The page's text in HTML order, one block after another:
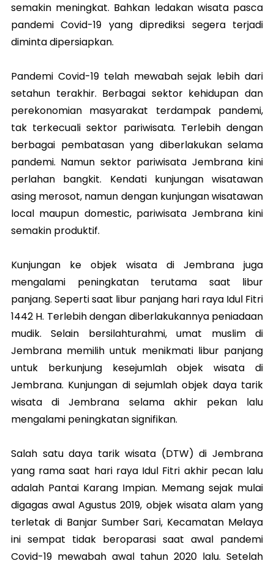
semakin meningkat. Bahkan ledakan wisata pasca
pandemi Covid-19 yang diprediksi segera terjadi
diminta dipersiapkan.
Pandemi Covid-19 telah mewabah sejak lebih dari
setahun terakhir. Berbagai sektor kehidupan dan
perekonomian masyarakat terdampak pandemi,
tak terkecuali sektor pariwisata. Terlebih dengan
berbagai pembatasan yang diberlakukan selama
pandemi. Namun sektor pariwisata Jembrana kini
perlahan bangkit. Kendati kunjungan wisatawan
asing merosot, namun dengan kunjungan wisatawan
local maupun domestic, pariwisata Jembrana kini
semakin produktif.
Kunjungan ke objek wisata di Jembrana juga
mengalami peningkatan terutama saat libur
panjang. Seperti saat libur panjang hari raya Idul Fitri
1442 H. Terlebih dengan diberlakukannya peniadaan
mudik. Selain bersilahturahmi, umat muslim di
Jembrana memilih untuk menikmati libur panjang
untuk berkunjung kesejumlah objek wisata di
Jembrana. Kunjungan di sejumlah objek daya tarik
wisata di Jembrana selama akhir pekan lalu
mengalami peningkatan signifikan.
Salah satu daya tarik wisata (DTW) di Jembrana
yang rama saat hari raya Idul Fitri akhir pecan lalu
adalah Pantai Karang Impian. Memang sejak mulai
digagas awal Agustus 2019, objek wisata alam yang
terletak di Banjar Sumber Sari, Kecamatan Melaya
ini sempat tidak beroparasi saat awal pandemi
Covid-19 mewabah awal tahun 2020 lalu. Setelah